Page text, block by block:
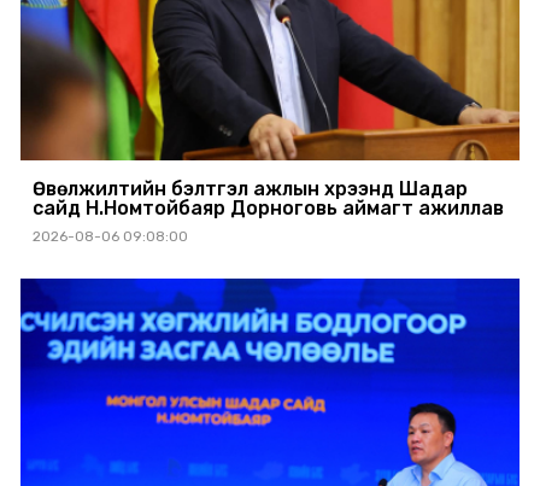
Өвөлжилтийн бэлтгэл ажлын хүрээнд Шадар
сайд Н.Номтойбаяр Дорноговь аймагт ажиллав
2026-08-06 09:08:00